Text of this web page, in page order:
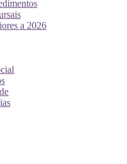
a 2026